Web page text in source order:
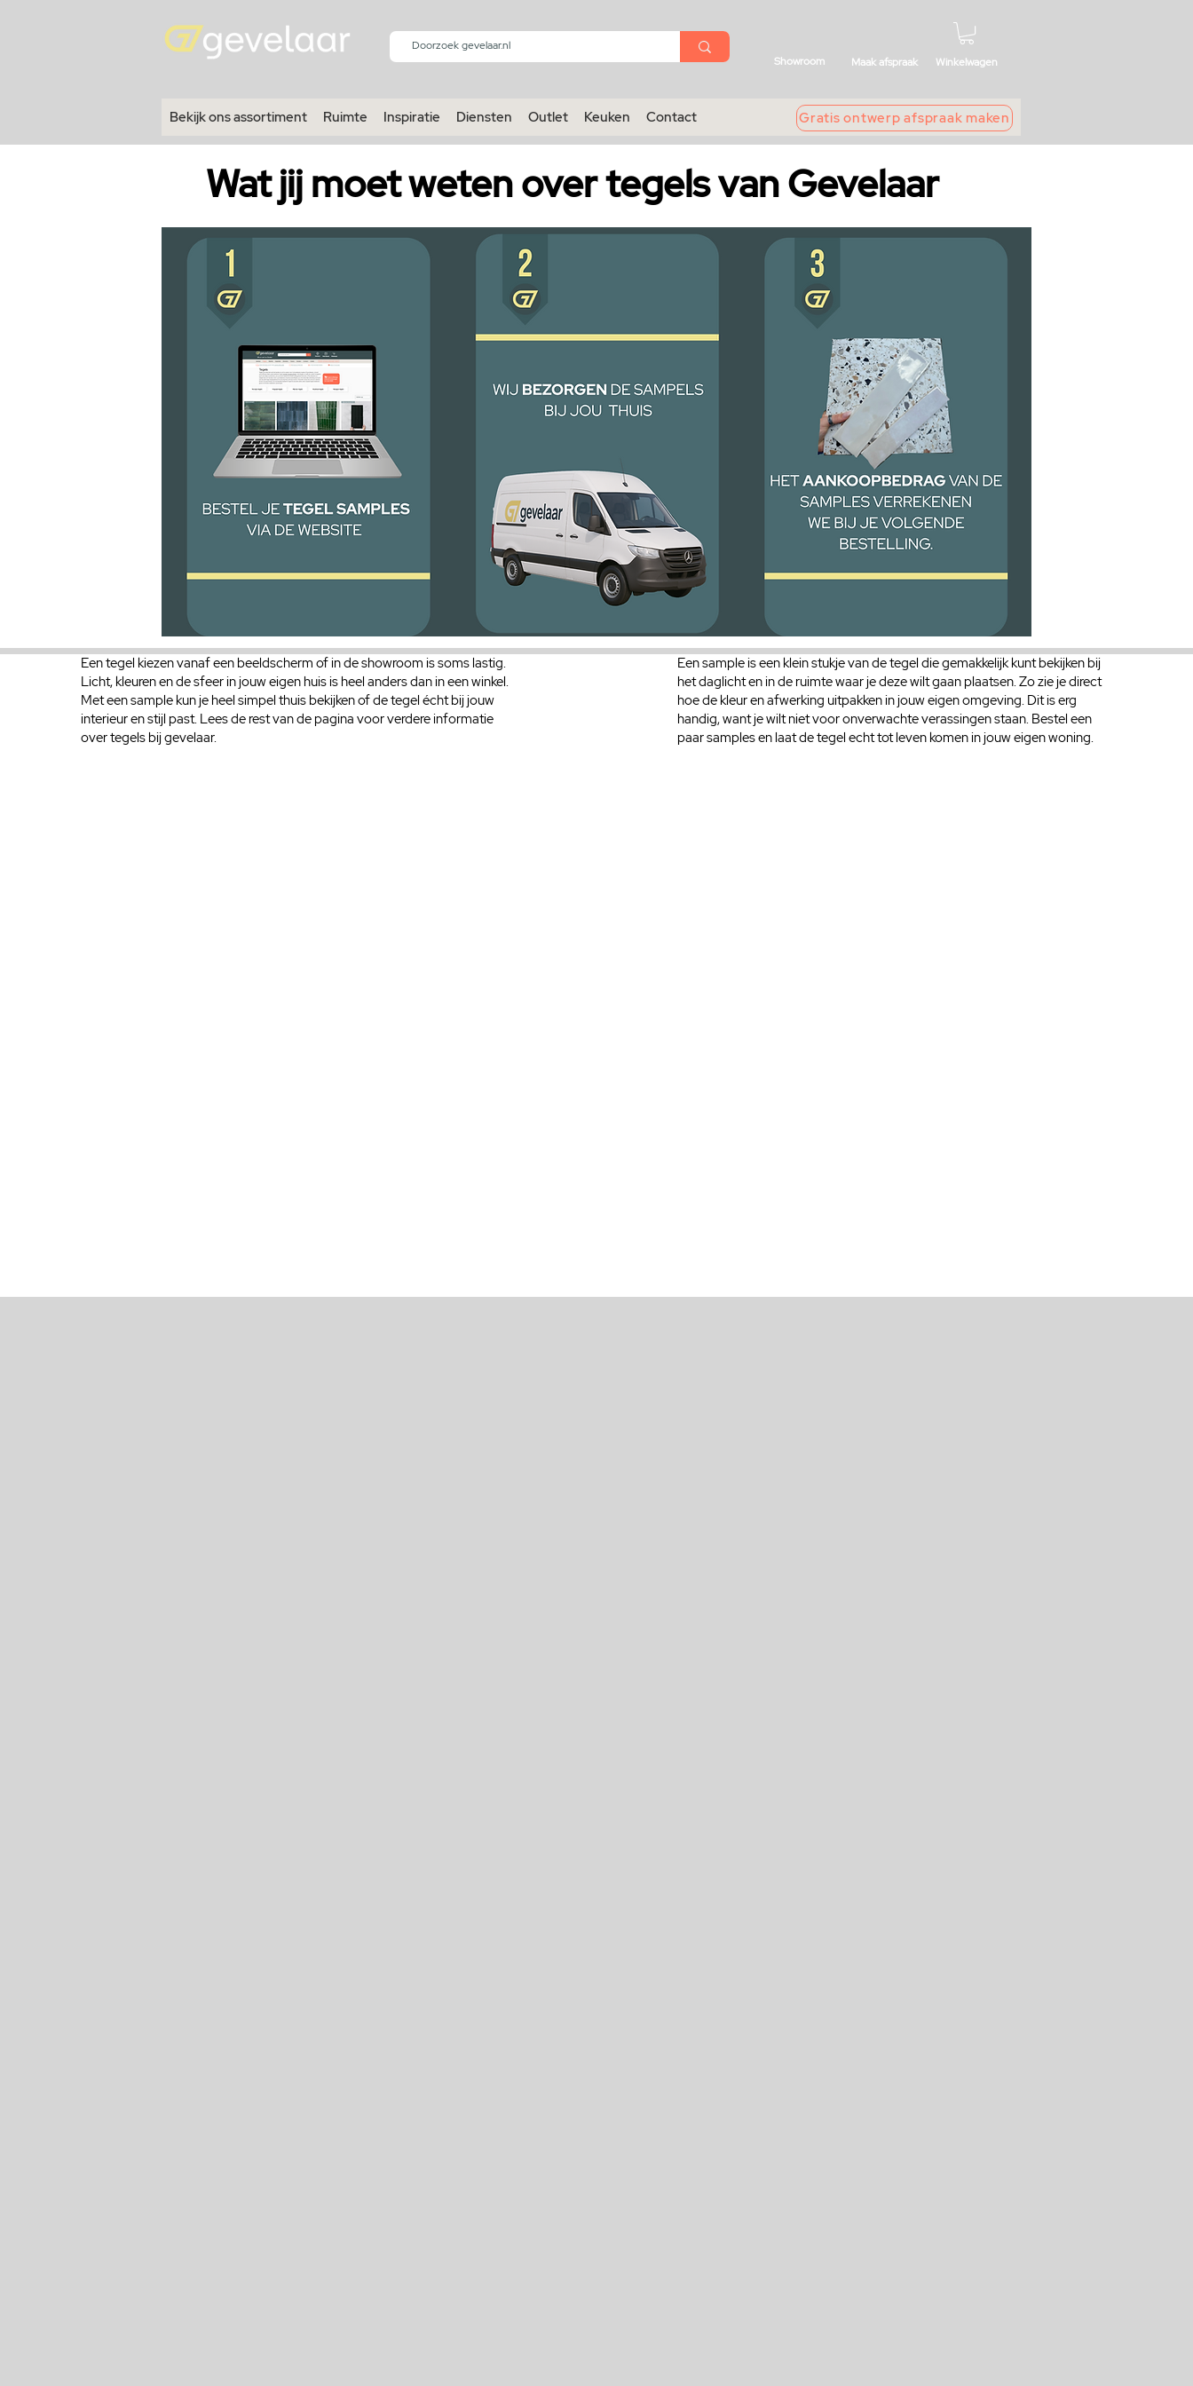
menu
Showroom Maak afspraak Winkelwagen
Bekijk ons assortiment Ruimte Inspiratie Diensten Outlet Keuken Contact Gratis ontwerp afspraak maken
Wat jij moet weten over tegels van Gevelaar
Een tegel kiezen vanaf een beeldscherm of in de showroom is soms lastig.
Licht, kleuren en de sfeer in jouw eigen huis is heel anders dan in een winkel.
Met een sample kun je heel simpel thuis bekijken of de tegel écht bij jouw
interieur en stijl past. Lees de rest van de pagina voor verdere informatie
over tegels bij gevelaar.
Een sample is een klein stukje van de tegel die gemakkelijk kunt bekijken bij
het daglicht en in de ruimte waar je deze wilt gaan plaatsen. Zo zie je direct
hoe de kleur en afwerking uitpakken in jouw eigen omgeving. Dit is erg
handig, want je wilt niet voor onverwachte verassingen staan. Bestel een
paar samples en laat de tegel echt tot leven komen in jouw eigen woning.